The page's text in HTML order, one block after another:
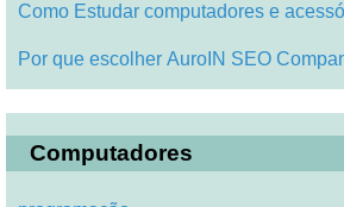
Como Estudar computadores e
Por que escolher AuroIN SEO
Computadores